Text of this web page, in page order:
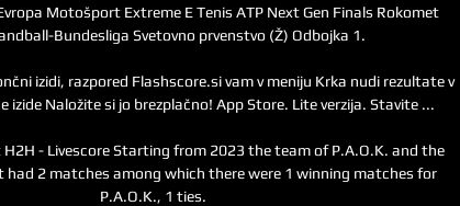
Motošport Extreme E Tenis ATP Next Gen Finals Rokomet
Bundesliga Svetovno prvenstvo (Ž) Odbojka 1.
izidi, razpored Flashscore.si vam v meniju Krka nudi rezultate v
izide Naložite si jo brezplačno! App Store. Lite verzija. Stavite ...
H2H - Livescore Starting from 2023 the team of P.A.O.K. and the
had 2 matches among which there were 1 winning matches for
P.A.O.K., 1 ties.